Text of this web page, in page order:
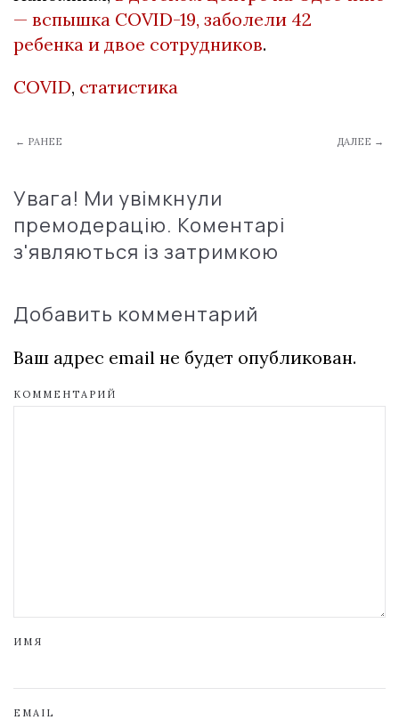
— вспышка COVID-19, заболели 42
ребенка и двое сотрудников.
COVID, статистика
← РАНЕЕ ДАЛЕЕ →
Увага! Ми увімкнули
премодерацію. Коментарі
з'являються із затримкою
Добавить комментарий
Ваш адрес email не будет опубликован.
КОММЕНТАРИЙ
ИМЯ
EMAIL